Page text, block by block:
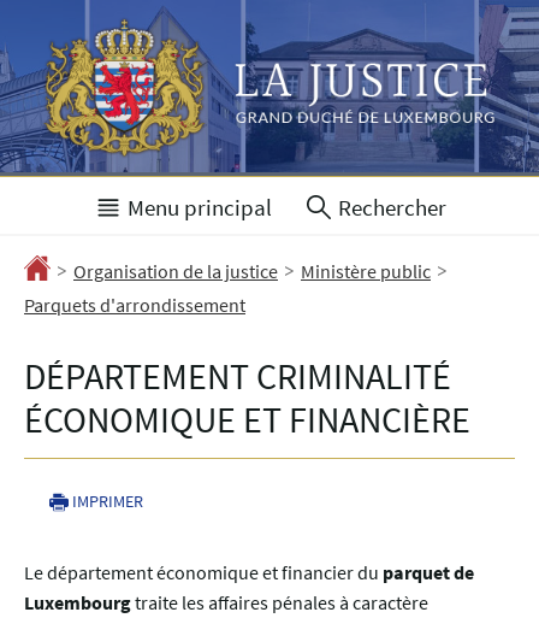
à
la
navigation
au
contenu
Menu principal Rechercher
Accueil
> Organisation de la justice > Ministère public >
Parquets d'arrondissement
DÉPARTEMENT CRIMINALITÉ
ÉCONOMIQUE ET FINANCIÈRE
IMPRIMER
Le département économique et financier du parquet de
Luxembourgtraite les affaires pénales à caractère